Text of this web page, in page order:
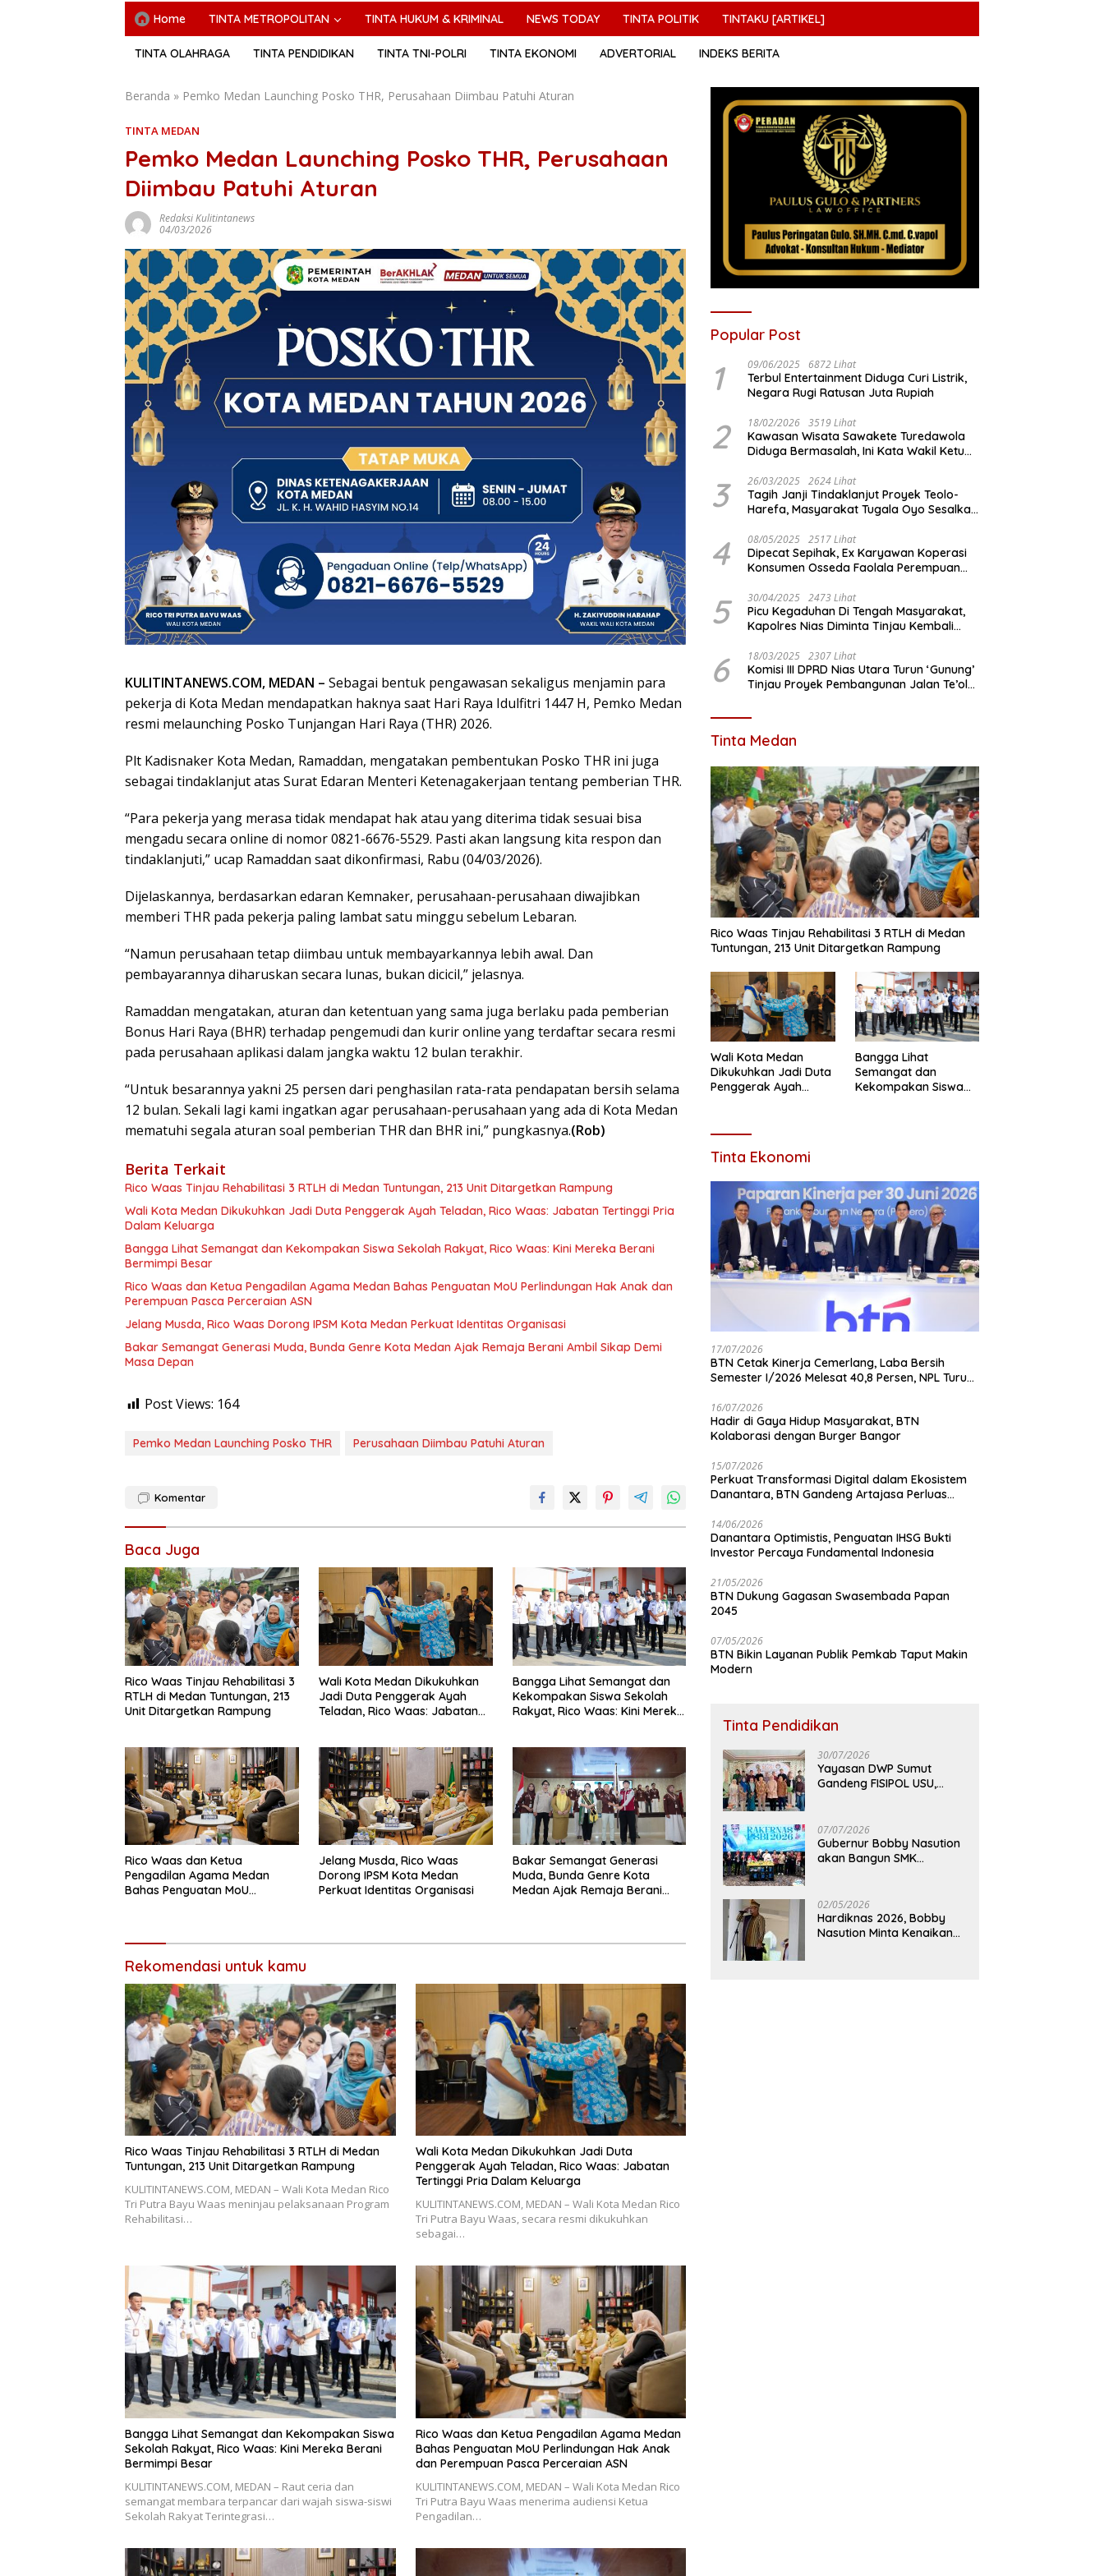
Home TINTA METROPOLITAN TINTA HUKUM & KRIMINAL NEWS TODAY TINTA POLITIK TINTAKU [ARTIKEL]
TINTA OLAHRAGA TINTA PENDIDIKAN TINTA TNI-POLRI TINTA EKONOMI ADVERTORIAL INDEKS BERITA
Beranda » Pemko Medan Launching Posko THR, Perusahaan Diimbau Patuhi Aturan
TINTA MEDAN
Pemko Medan Launching Posko THR, Perusahaan
Diimbau Patuhi Aturan
Redaksi Kulitintanews
04/03/2026
KULITINTANEWS.COM, MEDAN – Sebagai bentuk pengawasan sekaligus menjamin para
pekerja di Kota Medan mendapatkan haknya saat Hari Raya Idulfitri 1447 H, Pemko Medan
resmi melaunching Posko Tunjangan Hari Raya (THR) 2026.
Plt Kadisnaker Kota Medan, Ramaddan, mengatakan pembentukan Posko THR ini juga
sebagai tindaklanjut atas Surat Edaran Menteri Ketenagakerjaan tentang pemberian THR.
“Para pekerja yang merasa tidak mendapat hak atau yang diterima tidak sesuai bisa
mengadu secara online di nomor 0821-6676-5529. Pasti akan langsung kita respon dan
tindaklanjuti,” ucap Ramaddan saat dikonfirmasi, Rabu (04/03/2026).
Dijelaskannya, berdasarkan edaran Kemnaker, perusahaan-perusahaan diwajibkan
memberi THR pada pekerja paling lambat satu minggu sebelum Lebaran.
“Namun perusahaan tetap diimbau untuk membayarkannya lebih awal. Dan
pembayarannya diharuskan secara lunas, bukan dicicil,” jelasnya.
Ramaddan mengatakan, aturan dan ketentuan yang sama juga berlaku pada pemberian
Bonus Hari Raya (BHR) terhadap pengemudi dan kurir online yang terdaftar secara resmi
pada perusahaan aplikasi dalam jangka waktu 12 bulan terakhir.
“Untuk besarannya yakni 25 persen dari penghasilan rata-rata pendapatan bersih selama
12 bulan. Sekali lagi kami ingatkan agar perusahaan-perusahaan yang ada di Kota Medan
mematuhi segala aturan soal pemberian THR dan BHR ini,” pungkasnya.(Rob)
Berita Terkait
Rico Waas Tinjau Rehabilitasi 3 RTLH di Medan Tuntungan, 213 Unit Ditargetkan Rampung
Wali Kota Medan Dikukuhkan Jadi Duta Penggerak Ayah Teladan, Rico Waas: Jabatan Tertinggi Pria
Dalam Keluarga
Bangga Lihat Semangat dan Kekompakan Siswa Sekolah Rakyat, Rico Waas: Kini Mereka Berani
Bermimpi Besar
Rico Waas dan Ketua Pengadilan Agama Medan Bahas Penguatan MoU Perlindungan Hak Anak dan
Perempuan Pasca Perceraian ASN
Jelang Musda, Rico Waas Dorong IPSM Kota Medan Perkuat Identitas Organisasi
Bakar Semangat Generasi Muda, Bunda Genre Kota Medan Ajak Remaja Berani Ambil Sikap Demi
Masa Depan
Post Views: 164
Pemko Medan Launching Posko THR Perusahaan Diimbau Patuhi Aturan
Komentar
Baca Juga
Rico Waas Tinjau Rehabilitasi 3
RTLH di Medan Tuntungan, 213
Unit Ditargetkan Rampung
Wali Kota Medan Dikukuhkan
Jadi Duta Penggerak Ayah
Teladan, Rico Waas: Jabatan
Bangga Lihat Semangat dan
Kekompakan Siswa Sekolah
Rakyat, Rico Waas: Kini Mereka
Rico Waas dan Ketua
Pengadilan Agama Medan
Bahas Penguatan MoU
Jelang Musda, Rico Waas
Dorong IPSM Kota Medan
Perkuat Identitas Organisasi
Bakar Semangat Generasi
Muda, Bunda Genre Kota
Medan Ajak Remaja Berani
Rekomendasi untuk kamu
Rico Waas Tinjau Rehabilitasi 3 RTLH di Medan
Tuntungan, 213 Unit Ditargetkan Rampung
KULITINTANEWS.COM, MEDAN – Wali Kota Medan Rico
Tri Putra Bayu Waas meninjau pelaksanaan Program
Rehabilitasi…
Wali Kota Medan Dikukuhkan Jadi Duta
Penggerak Ayah Teladan, Rico Waas: Jabatan
Tertinggi Pria Dalam Keluarga
KULITINTANEWS.COM, MEDAN – Wali Kota Medan Rico
Tri Putra Bayu Waas, secara resmi dikukuhkan
sebagai…
Bangga Lihat Semangat dan Kekompakan Siswa
Sekolah Rakyat, Rico Waas: Kini Mereka Berani
Bermimpi Besar
KULITINTANEWS.COM, MEDAN – Raut ceria dan
semangat membara terpancar dari wajah siswa-siswi
Sekolah Rakyat Terintegrasi…
Rico Waas dan Ketua Pengadilan Agama Medan
Bahas Penguatan MoU Perlindungan Hak Anak
dan Perempuan Pasca Perceraian ASN
KULITINTANEWS.COM, MEDAN – Wali Kota Medan Rico
Tri Putra Bayu Waas menerima audiensi Ketua
Pengadilan…
Popular Post
1 09/06/2025 6872 Lihat
Terbul Entertainment Diduga Curi Listrik,
Negara Rugi Ratusan Juta Rupiah
2 18/02/2026 3519 Lihat
Kawasan Wisata Sawakete Turedawola
Diduga Bermasalah, Ini Kata Wakil Ketua
3 26/03/2025 2624 Lihat
Tagih Janji Tindaklanjut Proyek Teolo-
Harefa, Masyarakat Tugala Oyo Sesalkan
Utara
4 08/05/2025 2517 Lihat
Dipecat Sepihak, Ex Karyawan Koperasi
Konsumen Osseda Faolala Perempuan
5 30/04/2025 2473 Lihat
Picu Kegaduhan Di Tengah Masyarakat,
Kapolres Nias Diminta Tinjau Kembali
6 18/03/2025 2307 Lihat
Komisi III DPRD Nias Utara Turun ‘Gunung’
Tinjau Proyek Pembangunan Jalan Te’olo
Tinta Medan
Rico Waas Tinjau Rehabilitasi 3 RTLH di Medan
Tuntungan, 213 Unit Ditargetkan Rampung
Wali Kota Medan
Dikukuhkan Jadi Duta
Penggerak Ayah
Dalam Keluarga
Bangga Lihat
Semangat dan
Kekompakan Siswa
Tinta Ekonomi
17/07/2026
BTN Cetak Kinerja Cemerlang, Laba Bersih
Semester I/2026 Melesat 40,8 Persen, NPL Turun
16/07/2026
Hadir di Gaya Hidup Masyarakat, BTN
Kolaborasi dengan Burger Bangor
15/07/2026
Perkuat Transformasi Digital dalam Ekosistem
Danantara, BTN Gandeng Artajasa Perluas
14/06/2026
Danantara Optimistis, Penguatan IHSG Bukti
Investor Percaya Fundamental Indonesia
21/05/2026
BTN Dukung Gagasan Swasembada Papan
2045
07/05/2026
BTN Bikin Layanan Publik Pemkab Taput Makin
Modern
Tinta Pendidikan
30/07/2026
Yayasan DWP Sumut
Gandeng FISIPOL USU,
Pendidikan
07/07/2026
Gubernur Bobby Nasution
akan Bangun SMK
School di Samosir
02/05/2026
Hardiknas 2026, Bobby
Nasution Minta Kenaikan